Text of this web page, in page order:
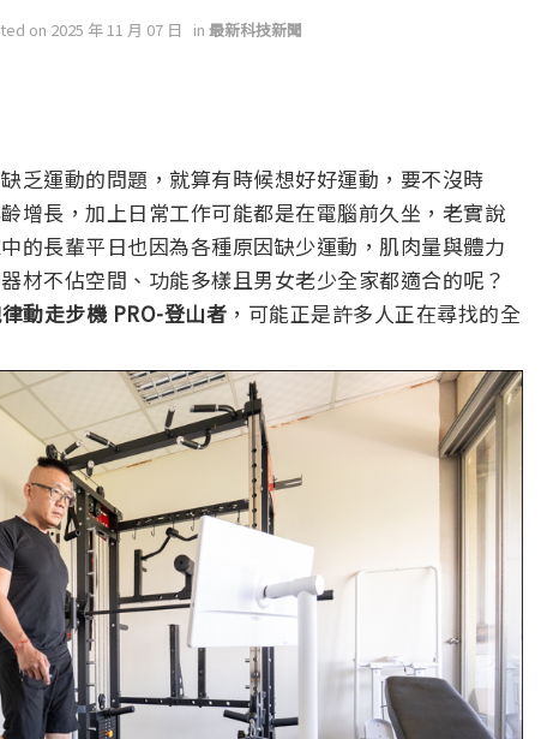
on 2025 年 11 月 07 日 in 最新科技新聞
乏運動的問題，就算有時候想好好運動，要不沒時
增長，加上日常工作可能都是在電腦前久坐，老實說
的長輩平日也因為各種原因缺少運動，肌肉量與體力
材不佔空間、功能多樣且男女老少全家都適合的呢？
動走步機 PRO-登山者 ，可能正是許多人正在尋找的全